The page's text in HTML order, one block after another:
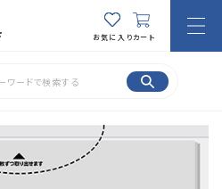
お気に入りカート